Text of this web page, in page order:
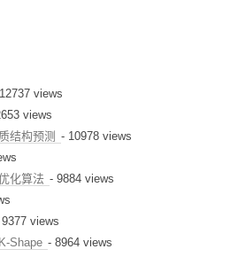
views
views
结构预测 - 10978 views
化算法 - 9884 views
views
Shape - 8964 views